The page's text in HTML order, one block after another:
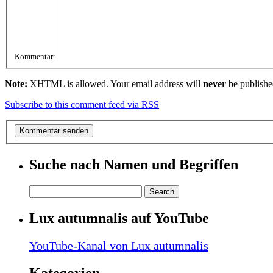
Kommentar:
Note: XHTML is allowed. Your email address will never be
Subscribe to this comment feed via RSS
Suche nach Namen und Begriffen
Lux autumnalis auf YouTube
YouTube-Kanal von Lux autumnalis